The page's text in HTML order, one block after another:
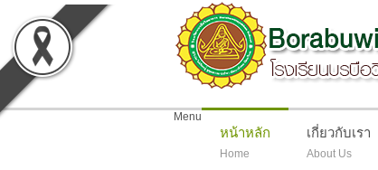
Menu
หน้าหลัก
Home
เกี่ยวกับเรา
About Us